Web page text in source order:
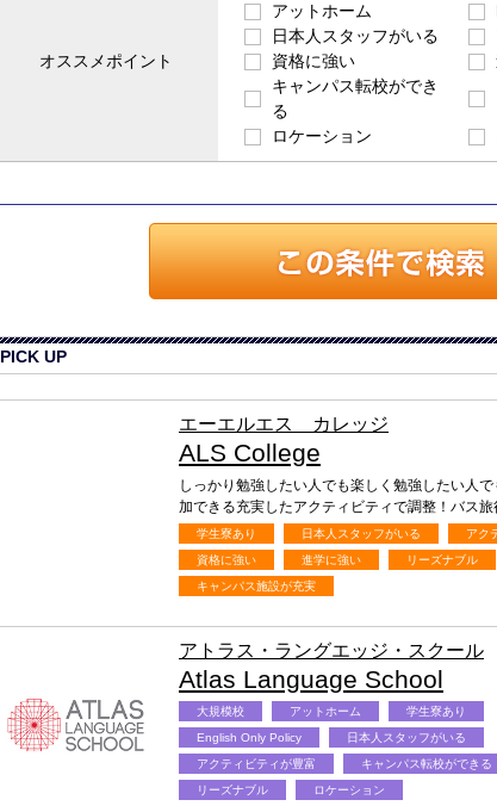
オススメポイント
アットホーム
日本人スタッフがいる
資格に強い
キャンパス転校ができ
る
ロケーション
PICK UP
エーエルエス カレッジ
ALS College
しっかり勉強したい人でも楽しく勉強したい人
加できる充実したアクティビティで調整！バス旅
学生寮あり 日本人スタッフがいる
アク
資格に強い
進学に強い
リーズナブル
キャンパス施設が充実
アトラス・ラングエッジ・スクール
Atlas Language School
大規模校 アットホーム
学生寮あり
English Only Policy
日本人スタッフがいる
アクティビティが豊富
キャンパス転校ができる
リーズナブル
ロケーション